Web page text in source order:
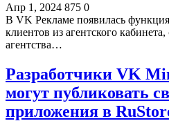
Апр 1, 2024 875 0
В VK Рекламе появилась
клиентов из агентского
агентства…
Разработчики VK
могут публиковать
приложения в